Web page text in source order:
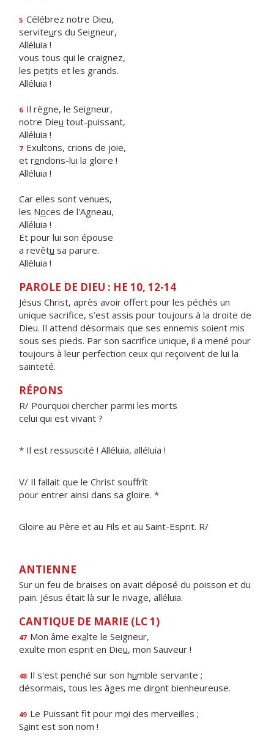
5 Célébrez notre Dieu,
serviteurs du Seigneur,
Alléluia !
vous tous qui le craignez,
les petits et les grands.
Alléluia !
6 Il règne, le Seigneur,
notre Dieu tout-puissant,
Alléluia !
7 Exultons, crions de joie,
et rendons-lui la gloire !
Alléluia !
Car elles sont venues,
les Noces de l'Agneau,
Alléluia !
Et pour lui son épouse
a revêtu sa parure.
Alléluia !
PAROLE DE DIEU : HE 10, 12-14
Jésus Christ, après avoir offert pour les péchés un
unique sacrifice, s’est assis pour toujours à la droite de
Dieu. Il attend désormais que ses ennemis soient mis
sous ses pieds. Par son sacrifice unique, il a mené pour
toujours à leur perfection ceux qui reçoivent de lui la
sainteté.
RÉPONS
R/ Pourquoi chercher parmi les morts
celui qui est vivant ?
* Il est ressuscité ! Alléluia, alléluia !
V/ Il fallait que le Christ souffrît
pour entrer ainsi dans sa gloire. *
Gloire au Père et au Fils et au Saint-Esprit. R/
ANTIENNE
Sur un feu de braises on avait déposé du poisson et du
pain. Jésus était là sur le rivage, alléluia.
CANTIQUE DE MARIE (LC 1)
47 Mon âme exalte le Seigneur,
exulte mon esprit en Dieu, mon Sauveur !
48 Il s'est penché sur son humble servante ;
désormais, tous les âges me diront bienheureuse.
49 Le Puissant fit pour moi des merveilles ;
Saint est son nom !